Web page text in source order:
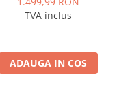
Wireless, MirrorLink,
BGRKITBM004
TVA inclus
ADAUGA IN COS